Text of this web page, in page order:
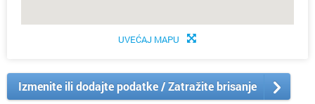
UVEĆAJ MAPU
Izmenite ili dodajte podatke / Zatražite brisanje